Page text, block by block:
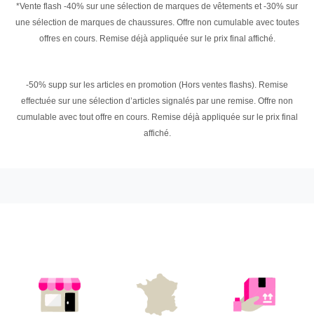
*Vente flash -40% sur une sélection de marques de vêtements et -30% sur
une sélection de marques de chaussures. Offre non cumulable avec toutes
offres en cours. Remise déjà appliquée sur le prix final affiché.
-50% supp sur les articles en promotion (Hors ventes flashs). Remise
effectuée sur une sélection d’articles signalés par une remise. Offre non
cumulable avec tout offre en cours. Remise déjà appliquée sur le prix final
affiché.